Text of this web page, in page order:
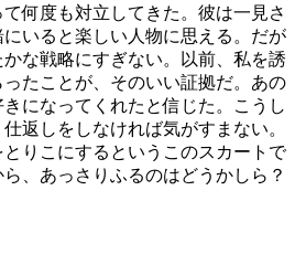
何度も対立してきた。彼は一見さ
いると楽しい人物に思える。だが
な戦略にすぎない。以前、私を誘
たことが、そのいい証拠だ。あの
になってくれたと信じた。こうし
返しをしなければ気がすまない。
りこにするというこのスカートで
、あっさりふるのはどうかしら？